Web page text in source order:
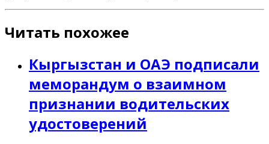
Читать похожее
Кыргызстан и ОАЭ подписали
меморандум о взаимном
признании водительских
удостоверений